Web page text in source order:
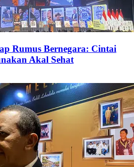
Rumus Bernegara: Cintai
Akal Sehat